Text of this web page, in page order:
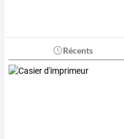
Récents